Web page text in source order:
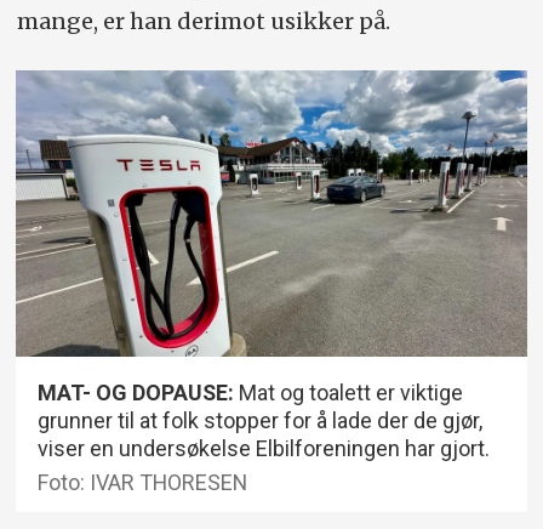
mange, er han derimot usikker på.
MAT- OG DOPAUSE: Mat og toalett er viktige
grunner til at folk stopper for å lade der de gjør,
viser en undersøkelse Elbilforeningen har gjort.
Foto: IVAR THORESEN